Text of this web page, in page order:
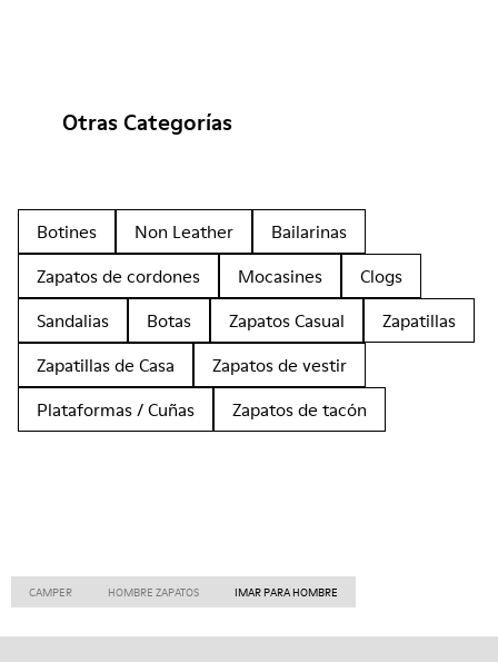
Otras Categorías
Botines Non Leather
Bailarinas
Zapatos de cordones
Mocasines
Clogs
Sandalias
Botas Zapatos Casual
Zapatillas
Zapatillas de Casa
Zapatos de vestir
Plataformas / Cuñas
Zapatos de tacón
CAMPER HOMBRE ZAPATOS IMAR PARA HOMBRE